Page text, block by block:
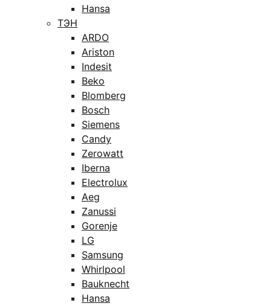
Hansa
ТЭН
ARDO
Ariston
Indesit
Beko
Blomberg
Bosch
Siemens
Candy
Zerowatt
Iberna
Electrolux
Aeg
Zanussi
Gorenje
LG
Samsung
Whirlpool
Bauknecht
Hansa